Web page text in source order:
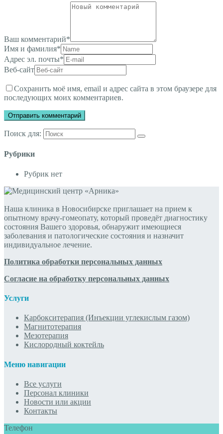
Ваш комментарий*
Имя и фамилия*
Адрес эл. почты*
Веб-сайт
Сохранить моё имя, email и адрес сайта в этом браузере для
последующих моих комментариев.
Поиск для:
Рубрики
Рубрик нет
Наша клиника в Новосибирске приглашает на прием к
опытному врачу-гомеопату, который проведёт диагностику
состояния Вашего здоровья, обнаружит имеющиеся
заболевания и патологические состояния и назначит
индивидуальное лечение.
Политика обработки персональных данных
Согласие на обработку персональных данных
Услуги
Карбокситерапия (Инъекции углекислым газом)
Магнитотерапия
Мезотерапия
Кислородный коктейль
Меню навигации
Все услуги
Персонал клиники
Новости или акции
Контакты
Телефон